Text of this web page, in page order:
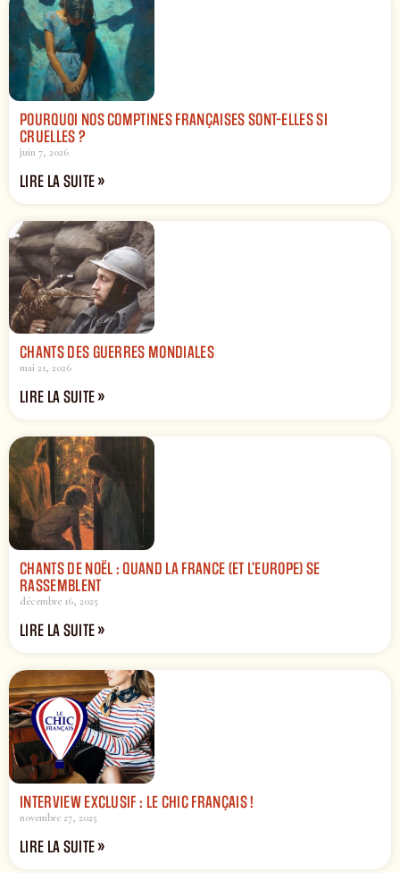
POURQUOI NOS COMPTINES FRANÇAISES SONT-ELLES SI
CRUELLES ?
juin 7, 2026
LIRE LA SUITE »
CHANTS DES GUERRES MONDIALES
mai 21, 2026
LIRE LA SUITE »
CHANTS DE NOËL : QUAND LA FRANCE (ET L’EUROPE) SE
RASSEMBLENT
décembre 16, 2025
LIRE LA SUITE »
INTERVIEW EXCLUSIF : LE CHIC FRANÇAIS !
novembre 27, 2025
LIRE LA SUITE »